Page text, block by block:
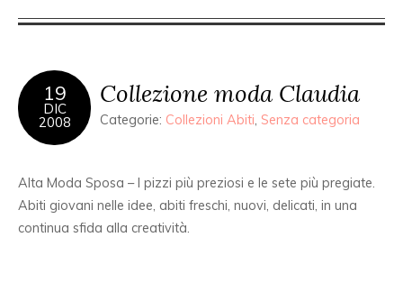
19
DIC
2008
Collezione moda Claudia
Categorie: Collezioni Abiti Senza categoria
Alta Moda Sposa – I pizzi più preziosi e le sete più pregiate.
Abiti giovani nelle idee, abiti freschi, nuovi, delicati, in una
continua sfida alla creatività.